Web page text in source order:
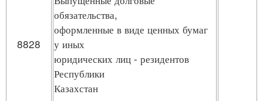
8828
обязательства,
оформленные в виде ценных бумаг
у иных
юридических лиц - резидентов
Республики
Казахстан